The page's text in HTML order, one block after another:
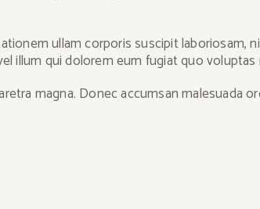
ullam corporis suscipit laboriosam,
illum qui dolorem eum fugiat quo voluptas
magna. Donec accumsan malesuada